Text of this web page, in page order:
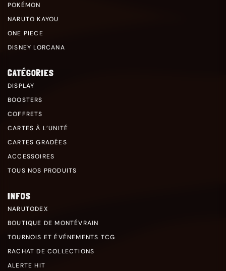
POKÉMON
NARUTO KAYOU
ONE PIECE
DISNEY LORCANA
CATÉGORIES
DISPLAY
BOOSTERS
COFFRETS
CARTES À L’UNITÉ
CARTES GRADÉES
ACCESSOIRES
TOUS NOS PRODUITS
INFOS
NARUTODEX
BOUTIQUE DE MONTÉVRAIN
TOURNOIS ET ÉVÉNEMENTS TCG
RACHAT DE COLLECTIONS
ALERTE HIT